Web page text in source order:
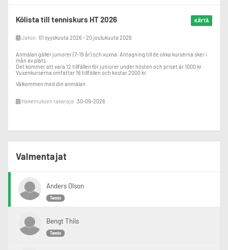
KÄYTÄ
Kölista till tenniskurs HT 2026
Jakso: 01 syyskuuta 2026 - 20 joulukuuta 2026
Anmälan gäller juniorer (7-19 år) och vuxna. Antagning till de olika kurserna sker i
mån av plats.
Det kommer att vara 12 tillfällen för juniorer under hösten och priset är 1000 kr.
Vuxenkurserna omfattar 16 tillfällen och kostar 2000 kr.
Välkommen med din anmälan.
Hakemuksen takaraja: 30-09-2026
Valmentajat
Anders Olson
Tennis
Bengt Thiis
Tennis